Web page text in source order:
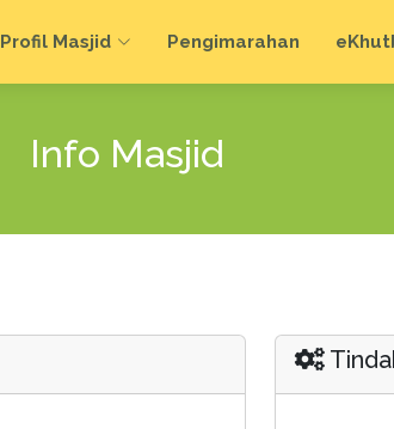
Profil Masjid Pengimarahan e
Info Masjid